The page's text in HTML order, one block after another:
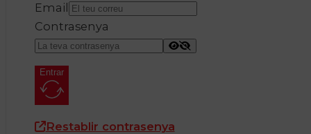
Email
Contrasenya
Entrar
Restablir contrasenya